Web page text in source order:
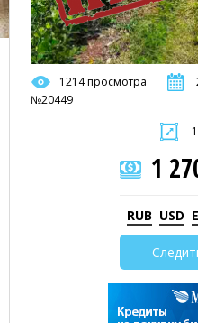
1214 просмотра
№20449
1
RUB USD